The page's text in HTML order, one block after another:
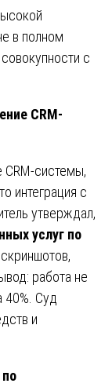
в полном
с
CRM-
CRM-системы,
интеграция с
утверждал,
услуг по
работа не
40%. Суд
и